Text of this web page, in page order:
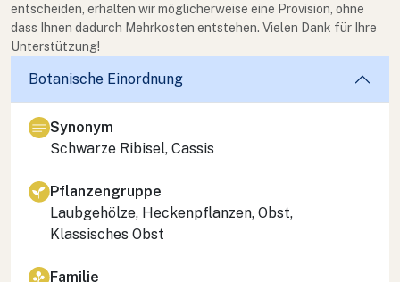
entscheiden, erhalten wir möglicherweise eine Provision, ohne
dass Ihnen dadurch Mehrkosten entstehen. Vielen Dank für Ihre
Unterstützung!
Botanische Einordnung
Synonym
Schwarze Ribisel, Cassis
Pflanzengruppe
Laubgehölze, Heckenpflanzen, Obst,
Klassisches Obst
Familie